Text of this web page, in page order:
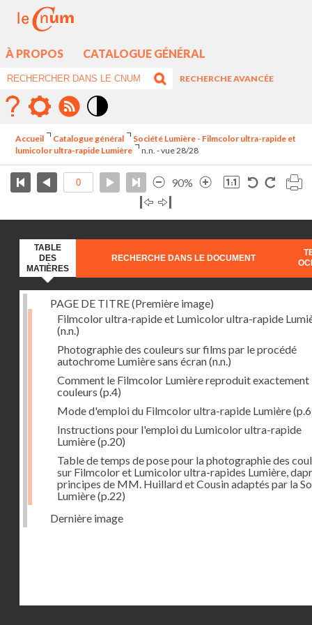
À PROPOS CATALOGUE GÉNÉRAL
RECHERCHE AVANCÉE
élévé
Accueil Catalogue général
Société Lumière - Filmcolor ultra-rapide et
lumicolor ultra-rapide Lumière
n.n. - vue 28/28
90%
TABLE
DES
MATIÈRES
RECHERCHE DANS LE DOCUMENT
PAGE DE TITRE (Première image)
Filmcolor ultra-rapide et Lumicolor ultra-rapide
(n.n.)
Photographie des couleurs sur films par le procédé
autochrome Lumière sans écran(n.n.)
Comment le Filmcolor Lumière reproduit exactement
couleurs (p.4)
Mode d'emploi du Filmcolor ultra-rapide Lumière
Instructions pour l'emploi du Lumicolor ultra-rapide
Lumière(p.20)
Table de temps de pose pour la photographie des
sur Filmcolor et Lumicolor ultra-rapides Lumière,
principes de MM. Huillard et Cousin adaptés par la
Lumière(p.22)
Dernière image